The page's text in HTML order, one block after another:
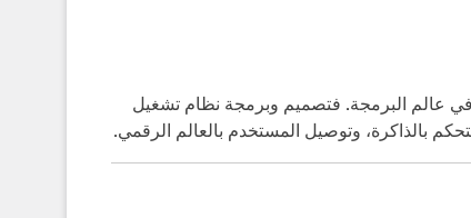
في عالم البرمجة. فتصميم وبرمجة نظام تشغيل
بالذاكرة، وتوصيل المستخدم بالعالم الرقمي.